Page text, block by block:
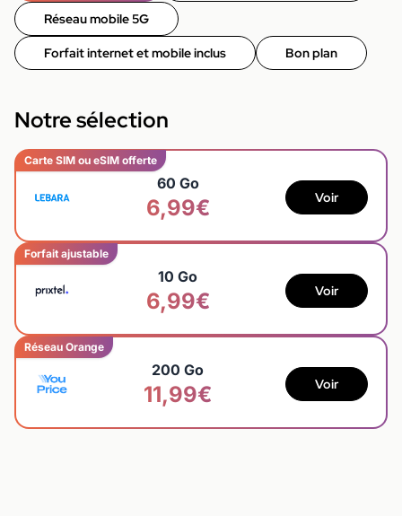
Réseau mobile 5G
Forfait internet et mobile inclus Bon plan
Notre sélection
Carte SIM ou eSIM offerte
60 Go
6,99€ Voir
Forfait ajustable
10 Go
6,99€ Voir
Réseau Orange
200 Go
11,99€ Voir